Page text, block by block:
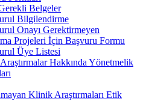
Belgeler
Bilgilendirme
Onayı Gerektirmeyen
Projeleri İçin Başvuru Formu
Üye Listesi
Hakkında Yönetmelik
Klinik Araştırmaları Etik